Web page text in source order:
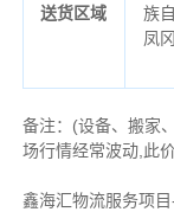
送货区域
族
凤
备注： (设备、搬家
场行情经常波动,此
鑫海汇物流服务项